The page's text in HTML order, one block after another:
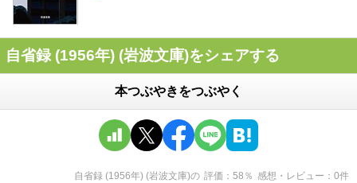
自省録 (1956年) (岩波文庫)をシェアする
本つぶやきをつぶやく
自省録 (1956年) (岩波文庫)の 評価 58 ％ 感想・レビュー 0件